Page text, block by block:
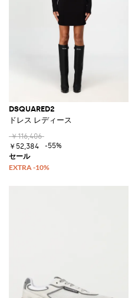
DSQUARED2
ドレス レディース
￥116,406
￥52,384
-55%